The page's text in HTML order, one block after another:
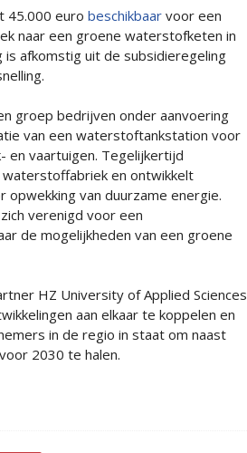
45.000 euro beschikbaar voor een
naar een groene waterstofketen in
is afkomstig uit de subsidieregeling
groep bedrijven onder aanvoering
van een waterstoftankstation voor
en vaartuigen. Tegelijkertijd
en ontwikkelt
opwekking van duurzame energie.
verenigd voor een
de mogelijkheden van een groene
HZ University of Applied Sciences
aan elkaar te koppelen en
in de regio in staat om naast
2030 te halen.